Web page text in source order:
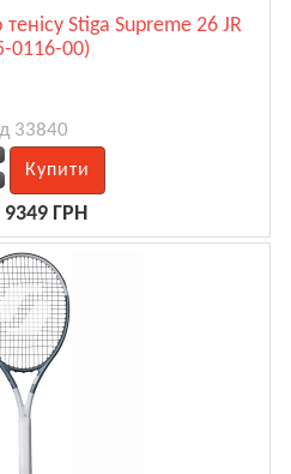
Stiga Supreme 26 JR
0116-00)
33840
9349 ГРН